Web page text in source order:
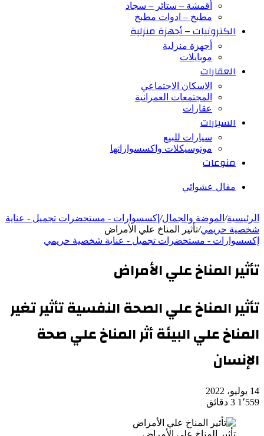
أقمشة – ستائر – سجاد
مطبخ – ادوات مطبخ
الكترونيات – أجهزة منزلية
أجهزة منزلية
موبايلات
العقارات
الاسكان الاجتماعي
المجتمعات العمرانية
عقارات
السيارات
سيارات للبيع
موتوسيكلات واكسسواراتها
منوعات
مقال عشوائي
الرئيسية/ الموضة والجمال/ إكسسوارات - مستحضرات تجميل - عناية
شخصية حريمي/تأثير المناخ علي الأمراض
إكسسوارات - مستحضرات تجميل - عناية شخصية حريمي
تأثير المناخ علي الأمراض
تأثير المناخ علي الصحة النفسية تأثير تغير
المناخ علي البيئة أثر المناخ علي صحة
الإنسان
14 يوليو، 2022
1٬559 3 دقائق
تأثير المناخ علي الأمراض